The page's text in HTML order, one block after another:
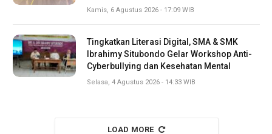
Kamis, 6 Agustus 2026 - 17:09 WIB
Tingkatkan Literasi Digital, SMA & SMK
Ibrahimy Situbondo Gelar Workshop Anti-
Cyberbullying dan Kesehatan Mental
Selasa, 4 Agustus 2026 - 14:33 WIB
LOAD MORE